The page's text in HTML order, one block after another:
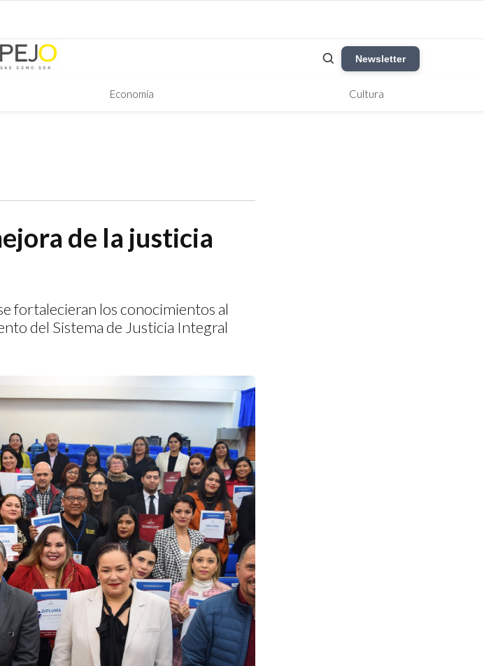
Newsletter
Economía Cultura
de la justicia
fortalecieran los conocimientos al
del Sistema de Justicia Integral